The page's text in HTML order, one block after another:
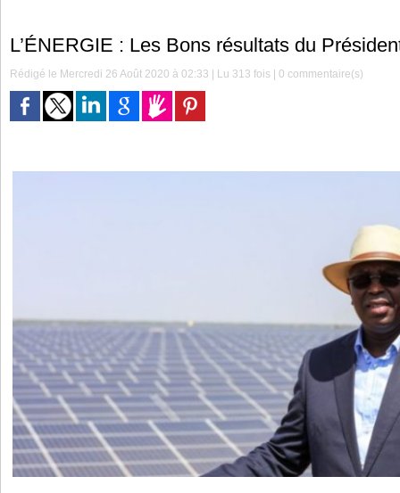
L’ÉNERGIE : Les Bons résultats du
Rédigé le Mercredi 26 Août 2020 à 02:33 | Lu 313 fois |0 commentaire(s)